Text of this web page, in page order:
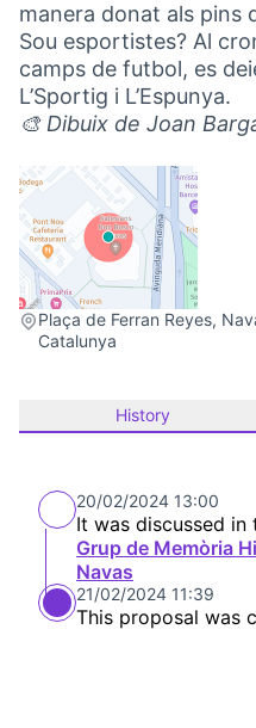
manera donat als pins
Sou esportistes? Al
camps de futbol, es
L’Sportig i L’Espunya.
🎨 Dibuix de Joan
Plaça de Ferran Reyes,
Catalunya
(External link)
History
20/02/2024 13:00
It was discussed in
Grup de Memòria
Navas
21/02/2024 11:39
This proposal was